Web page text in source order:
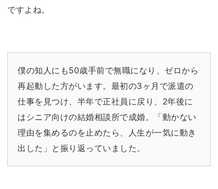
ですよね。
僕の知人にも50歳手前で無職になり、ゼロから
再起動した方がいます。最初の3ヶ月で派遣の
仕事を見つけ、半年で正社員に戻り、2年後に
はシニア向けの結婚相談所で成婚。「動かない
理由を集めるのを止めたら、人生が一気に動き
出した」と振り返っていました。